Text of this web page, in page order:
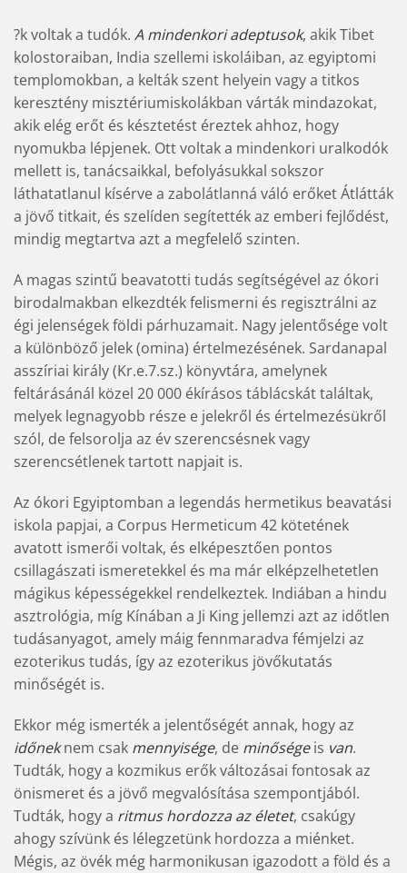
?k voltak a tudók. A mindenkori adeptusok, akik Tibet
kolostoraiban, India szellemi iskoláiban, az egyiptomi
templomokban, a kelták szent helyein vagy a titkos
keresztény misztériumiskolákban várták mindazokat,
akik elég erőt és késztetést éreztek ahhoz, hogy
nyomukba lépjenek. Ott voltak a mindenkori uralkodók
mellett is, tanácsaikkal, befolyásukkal sokszor
láthatatlanul kísérve a zabolátlanná váló erőket Átlátták
a jövő titkait, és szelíden segítették az emberi fejlődést,
mindig megtartva azt a megfelelő szinten.
A magas szintű beavatotti tudás segítségével az ókori
birodalmakban elkezdték felismerni és regisztrálni az
égi jelenségek földi párhuzamait. Nagy jelentősége volt
a különböző jelek (omina) értelmezésének. Sardanapal
asszíriai király (Kr.e.7.sz.) könyvtára, amelynek
feltárásánál közel 20 000 ékírásos táblácskát találtak,
melyek legnagyobb része e jelekről és értelmezésükről
szól, de felsorolja az év szerencsésnek vagy
szerencsétlenek tartott napjait is.
Az ókori Egyiptomban a legendás hermetikus beavatási
iskola papjai, a Corpus Hermeticum 42 kötetének
avatott ismerői voltak, és elképesztően pontos
csillagászati ismeretekkel és ma már elképzelhetetlen
mágikus képességekkel rendelkeztek. Indiában a hindu
asztrológia, míg Kínában a Ji King jellemzi azt az időtlen
tudásanyagot, amely máig fennmaradva fémjelzi az
ezoterikus tudás, így az ezoterikus jövőkutatás
minőségét is.
Ekkor még ismerték a jelentőségét annak, hogy az
időneknem csak mennyisége, de minőségeis van.
Tudták, hogy a kozmikus erők változásai fontosak az
önismeret és a jövő megvalósítása szempontjából.
Tudták, hogy a ritmus hordozza az életet, csakúgy
ahogy szívünk és lélegzetünk hordozza a miénket.
Mégis, az övék még harmonikusan igazodott a föld és a